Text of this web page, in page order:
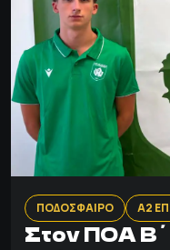
ΠΟΔΟΣΦΑΙΡΟ Α2
Στον ΠΟΑ Β΄